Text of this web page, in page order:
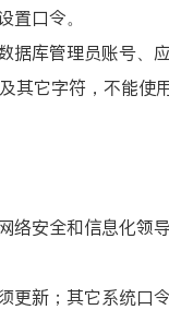
口令。
库管理员账号、
其它字符，不能
安全和信息化领
新；其它系统口